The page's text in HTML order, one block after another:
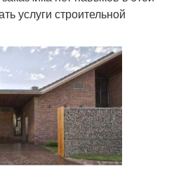
услуги строительной